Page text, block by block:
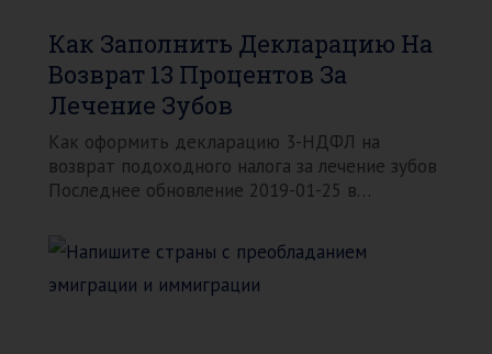
Как Заполнить Декларацию На
Возврат 13 Процентов За
Лечение Зубов
Как оформить декларацию 3-НДФЛ на
возврат подоходного налога за лечение зубов
Последнее обновление 2019-01-25 в…